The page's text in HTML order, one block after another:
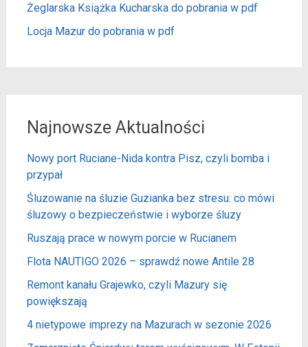
Żeglarska Książka Kucharska do pobrania w pdf
Locja Mazur do pobrania w pdf
Najnowsze Aktualności
Nowy port Ruciane-Nida kontra Pisz, czyli bomba i
przypał
Śluzowanie na śluzie Guzianka bez stresu: co mówi
śluzowy o bezpieczeństwie i wyborze śluzy
Ruszają prace w nowym porcie w Rucianem
Flota NAUTIGO 2026 – sprawdź nowe Antile 28
Remont kanału Grajewko, czyli Mazury się
powiększają
4 nietypowe imprezy na Mazurach w sezonie 2026